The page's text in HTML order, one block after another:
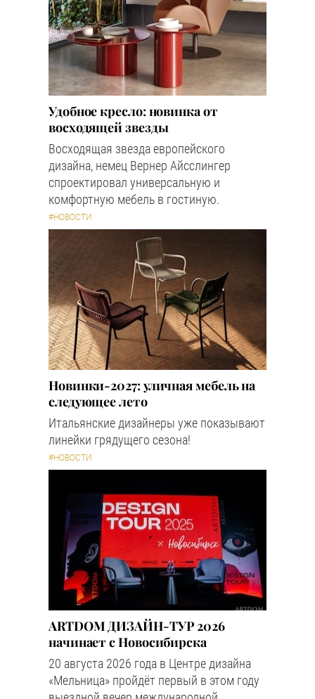
Удобное кресло: новинка от
восходящей звезды
Восходящая звезда европейского
дизайна, немец Вернер Айсслингер
спроектировал универсальную и
комфортную мебель в гостиную.
#НОВОСТИ
Новинки-2027: уличная мебель на
следующее лето
Итальянские дизайнеры уже показывают
линейки грядущего сезона!
#НОВОСТИ
ARTDOM ДИЗАЙН-ТУР 2026
начинает с Новосибирска
20 августа 2026 года в Центре дизайна
«Мельница» пройдёт первый в этом году